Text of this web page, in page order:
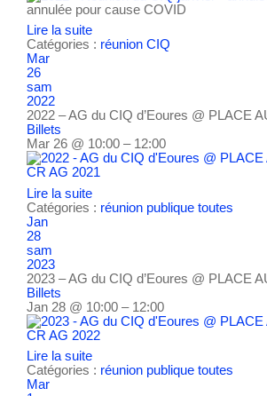
annulée pour cause COVID
Lire la suite
Catégories : réunion CIQ
Mar
26
sam
2022
2022 – AG du CIQ d’Eoures @ PLACE
Billets
Mar 26 @ 10:00 – 12:00
CR AG 2021
Lire la suite
Catégories : réunion publique toutes
Jan
28
sam
2023
2023 – AG du CIQ d’Eoures @ PLACE
Billets
Jan 28 @ 10:00 – 12:00
CR AG 2022
Lire la suite
Catégories : réunion publique toutes
Mar